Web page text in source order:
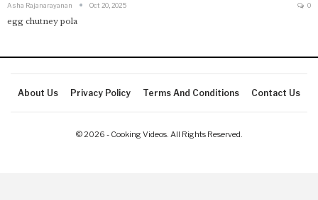
Asha Rajanarayanan Oct 20, 2025 0
egg chutney pola
About Us Privacy Policy Terms And Conditions Contact Us
© 2026 - Cooking Videos. All Rights Reserved.